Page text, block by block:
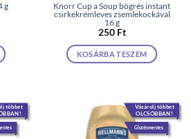
g
Knorr Cup a Soup bögrés instant
csirkekrémleves zsemlekockával
16 g
250 Ft
KOSÁRBA TESZEM
többet
Vásárolj többet
OLCSÓBBAN!
Gluténmentes